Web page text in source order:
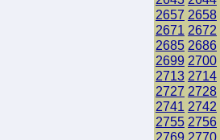
2657 2658
2671 2672
2685 2686
2699 2700
2713 2714
2727 2728
2741 2742
2755 2756
2769 2770